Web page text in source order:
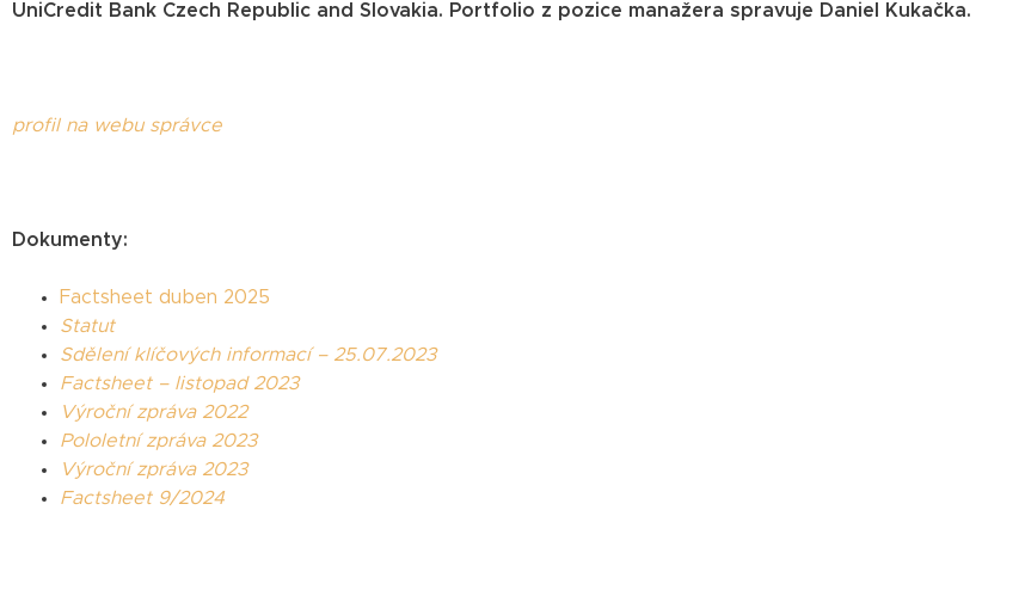
UniCredit Bank Czech Republic and Slovakia. Portfolio z pozice manažera spravuje Daniel Kukačka.
profil na webu správce
Dokumenty:
Factsheet duben 2025
Statut
Sdělení klíčových informací – 25.07.2023
Factsheet – listopad 2023
Výroční zpráva 2022
Pololetní zpráva 2023
Výroční zpráva 2023
Factsheet 9/2024